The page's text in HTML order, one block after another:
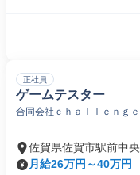
正社員
ゲームテスター
合同会社ｃｈａｌｌｅｎｇｅ
佐賀県佐賀市駅前中央
月給26万円～40万円